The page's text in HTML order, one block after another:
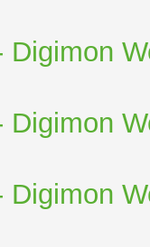
Digimon
Digimon
Digimon